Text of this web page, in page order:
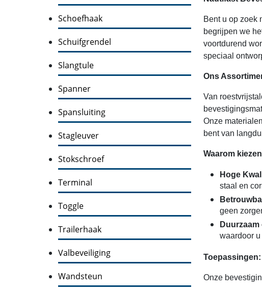
Schoefhaak
Schuifgrendel
Slangtule
Spanner
Spansluiting
Stagleuver
Stokschroef
Terminal
Toggle
Trailerhaak
Valbeveiliging
Wandsteun
Bent u op zoek
begrijpen we
voortdurend
speciaal
Ons
Van
Onze
bent van
Waarom
Hoge
staal en
geen
waardoor
Toepassingen:
Onze